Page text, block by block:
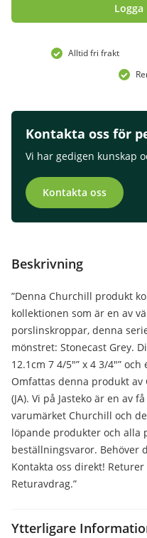
Alltid fri frakt
Kontakta oss för
Vi har gedigen kunskap
Kontakta oss
Beskrivning
”Denna Churchill produkt
kollektionen som är en av
porslinskroppar, denna
mönstret: Stonecast Grey.
12.1cm 7 4/5″” x 4 3/4″”
Omfattas denna produkt av
(JA). Vi på Jasteko är en av
varumärket Churchill och
löpande produkter och alla
beställningsvaror. Behöver
Kontakta oss direkt!
Returavdrag.”
Ytterligare